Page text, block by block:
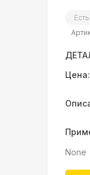
None